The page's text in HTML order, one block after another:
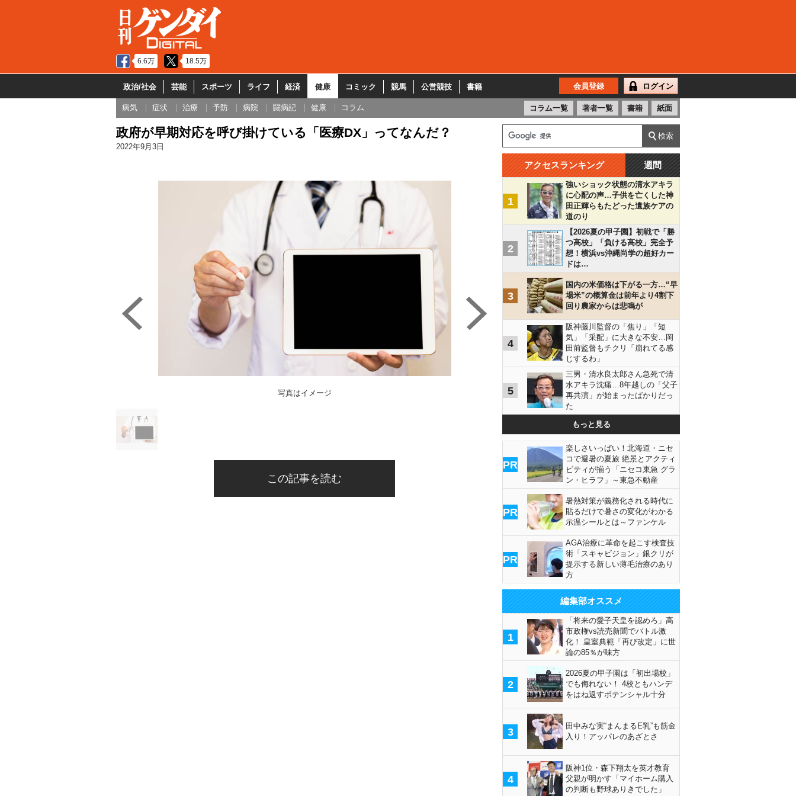
6.6万 18.5万
政治/社会 芸能 スポーツ ライフ 経済 健康 コミック 競馬 公営競技 書籍 会員登録 ログイン
病気 症状 治療 予防 病院 闘病記 健康 コラム コラム一覧 著者一覧 書籍 紙面
政府が早期対応を呼び掛けている「医療DX」ってなんだ？
2022年9月3日
写真はイメージ
この記事を読む
アクセスランキング 週間
1
強いショック状態の清水アキラ
に心配の声…子供を亡くした神
田正輝らもたどった遺族ケアの
道のり
2
【2026夏の甲子園】初戦で「勝
つ高校」「負ける高校」完全予
想！横浜vs沖縄尚学の超好カー
ドは…
3
国内の米価格は下がる一方…“早
場米”の概算金は前年より4割下
回り農家からは悲鳴が
4
阪神藤川監督の「焦り」「短
気」「采配」に大きな不安…岡
田前監督もチクリ「崩れてる感
じするわ」
5
三男・清水良太郎さん急死で清
水アキラ沈痛…8年越しの「父子
再共演」が始まったばかりだっ
た
もっと見る
PR
楽しさいっぱい！北海道・ニセ
コで避暑の夏旅 絶景とアクティ
ビティが揃う「ニセコ東急 グラ
ン・ヒラフ」～東急不動産
PR
暑熱対策が義務化される時代に
貼るだけで暑さの変化がわかる
示温シールとは～ファンケル
PR
AGA治療に革命を起こす検査技
術「スキャビジョン」銀クリが
提示する新しい薄毛治療のあり
方
編集部オススメ
1
「将来の愛子天皇を認めろ」高
市政権vs読売新聞でバトル激
化！ 皇室典範「再び改定」に世
論の85％が味方
2
2026夏の甲子園は「初出場校」
でも侮れない！ 4校ともハンデ
をはね返すポテンシャル十分
3
田中みな実“まんまるE乳”も筋金
入り！アッパレのあざとさ
4
阪神1位・森下翔太を英才教育
父親が明かす「マイホーム購入
の判断も野球ありきでした」